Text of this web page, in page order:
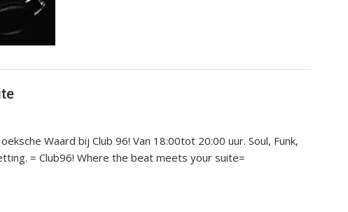
Waard bij Club 96! Van 18:00tot 20:00 uur. Soul, Funk,
= Club96! Where the beat meets your suite=